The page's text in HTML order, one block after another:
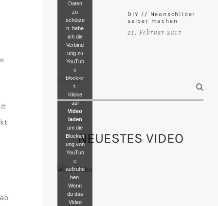
DIY // Neonschilder
selber machen
21. Februar 2017
SUCHE
NEUESTES VIDEO
Daten
zu
schütze
n, habe
ich die
Verbind
ung zu
YouTub
e
blockier
t.
Klicke
auf
Video
laden
um die
Blockier
ung von
YouTub
e
aufzuhe
ben.
Wenn
du das
Video